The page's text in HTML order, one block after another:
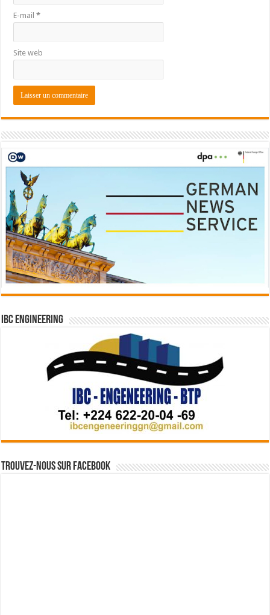
E-mail*
Site web
IBC Engineering
Trouvez-nous sur Facebook